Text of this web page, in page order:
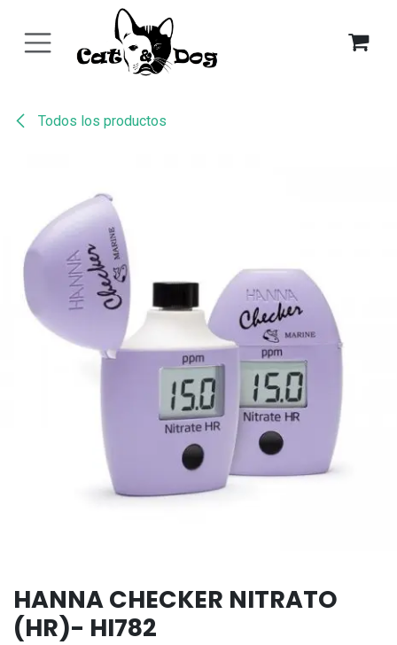
Todos los productos
HANNA CHECKER NITRATO
(HR)- HI782